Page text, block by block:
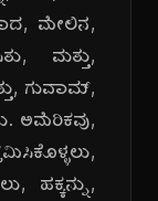
ಮೇಲಿನ,
ಮತ್ತು,
ಗುವಾಮ್,
ಅಮೆರಿಕವು,
ಹಕ್ಕನ್ನು,